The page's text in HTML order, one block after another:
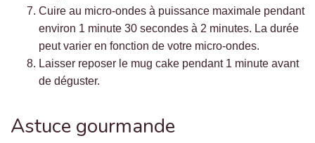
Cuire au micro-ondes à puissance maximale pendant
environ 1 minute 30 secondes à 2 minutes. La durée
peut varier en fonction de votre micro-ondes.
Laisser reposer le mug cake pendant 1 minute avant
de déguster.
Astuce gourmande